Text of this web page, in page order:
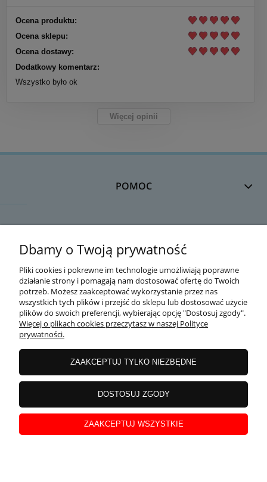
Ocena produktu:
Ocena sklepu:
Ocena dostawy:
Dodatkowy komentarz:
Wszystko było ok
Więcej opinii
POMOC
MOJE KONTO
O FIRMIE
Dbamy o Twoją prywatność
Pliki cookies i pokrewne im technologie umożliwiają poprawne
działanie strony i pomagają nam dostosować ofertę do Twoich
potrzeb. Możesz zaakceptować wykorzystanie przez nas
wszystkich tych plików i przejść do sklepu lub dostosować użycie
plików do swoich preferencji, wybierając opcję "Dostosuj zgody".
Więcej o plikach cookies przeczytasz w naszej Polityce
prywatności.
ZAAKCEPTUJ TYLKO NIEZBĘDNE
DOSTOSUJ ZGODY
ZAAKCEPTUJ WSZYSTKIE